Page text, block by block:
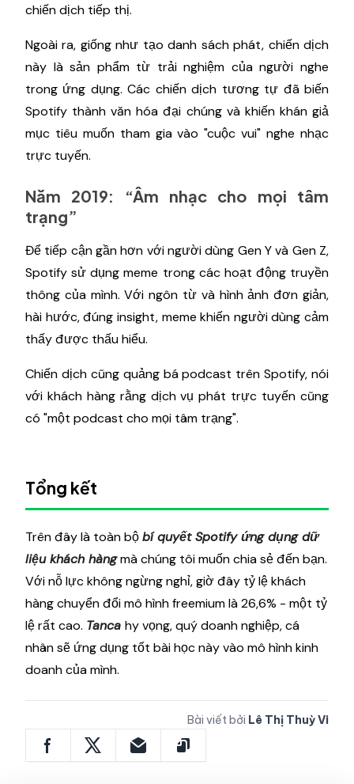
chiến dịch tiếp thị.
Ngoài ra, giống như tạo danh sách phát, chiến dịch
này là sản phẩm từ trải nghiệm của người nghe
trong ứng dụng. Các chiến dịch tương tự đã biến
Spotify thành văn hóa đại chúng và khiến khán giả
mục tiêu muốn tham gia vào "cuộc vui" nghe nhạc
trực tuyến.
Năm 2019: “Âm nhạc cho mọi tâm
trạng”
Để tiếp cận gần hơn với người dùng Gen Y và Gen Z,
Spotify sử dụng meme trong các hoạt động truyền
thông của mình. Với ngôn từ và hình ảnh đơn giản,
hài hước, đúng insight, meme khiến người dùng cảm
thấy được thấu hiểu.
Chiến dịch cũng quảng bá podcast trên Spotify, nói
với khách hàng rằng dịch vụ phát trực tuyến cũng
có "một podcast cho mọi tâm trạng".
Tổng kết
Trên đây là toàn bộbí quyết Spotify ứng dụng dữ
liệu khách hàngmà chúng tôi muốn chia sẻ đến bạn.
Với nỗ lực không ngừng nghỉ, giờ đây tỷ lệ khách
hàng chuyển đổi mô hình freemium là 26,6% - một tỷ
lệ rất cao. Tanca hy vọng, quý doanh nghiệp, cá
nhân sẽ ứng dụng tốt bài học này vào mô hình kinh
doanh của mình.
Bài viết bởi Lê Thị Thuỳ Vi